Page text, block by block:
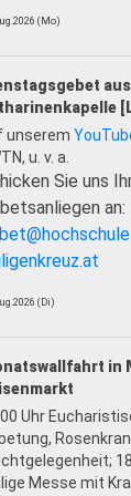
(Mo)
unserem
u. v. a.
Sie uns
an:
(Di)
in
Uhr
Messe mit